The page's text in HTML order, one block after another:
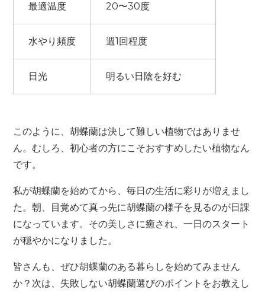
最適温度 20〜30度
水やり頻度 週1回程度
日光 明るい日陰を好む
このように、胡蝶蘭は決して難しい植物ではありませ
ん。むしろ、初心者の方にこそおすすめしたい植物なん
です。
私が胡蝶蘭を始めてから、毎日の生活に彩りが増えまし
た。朝、目覚めて真っ先に胡蝶蘭の様子を見るのが日課
になっています。その美しさに癒され、一日のスタート
が穏やかになりました。
皆さんも、ぜひ胡蝶蘭のある暮らしを始めてみません
か？次は、失敗しない胡蝶蘭選びのポイントをお教えし